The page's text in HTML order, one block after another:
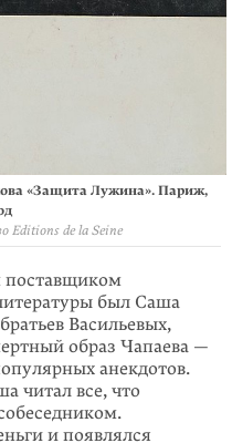
«Защита Лужина». Париж,
Editions de la Seine
поставщиком
был Саша
Васильевых,
образ Чапаева —
анекдотов.
читал все, что
и появлялся